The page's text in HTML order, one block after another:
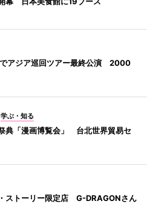
アジア巡回ツアー最終公演 2000
学ぶ・知る
典「漫画博覧会」 台北世界貿易セ
ストーリー限定店 G-DRAGONさん